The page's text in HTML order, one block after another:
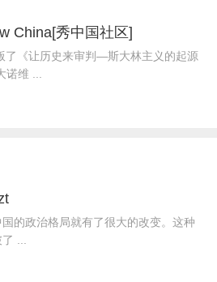
China[秀中国社区]
了《让历史来审判—斯大林主义的起源
维 ...
的政治格局就有了很大的改变。这种
...